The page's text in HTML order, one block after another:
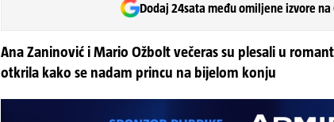
Dodaj 24sata među omiljene izvore na
Ana Zaninović i Mario Ožbolt večeras su plesali u
otkrila kako se nadam princu na bijelom konju